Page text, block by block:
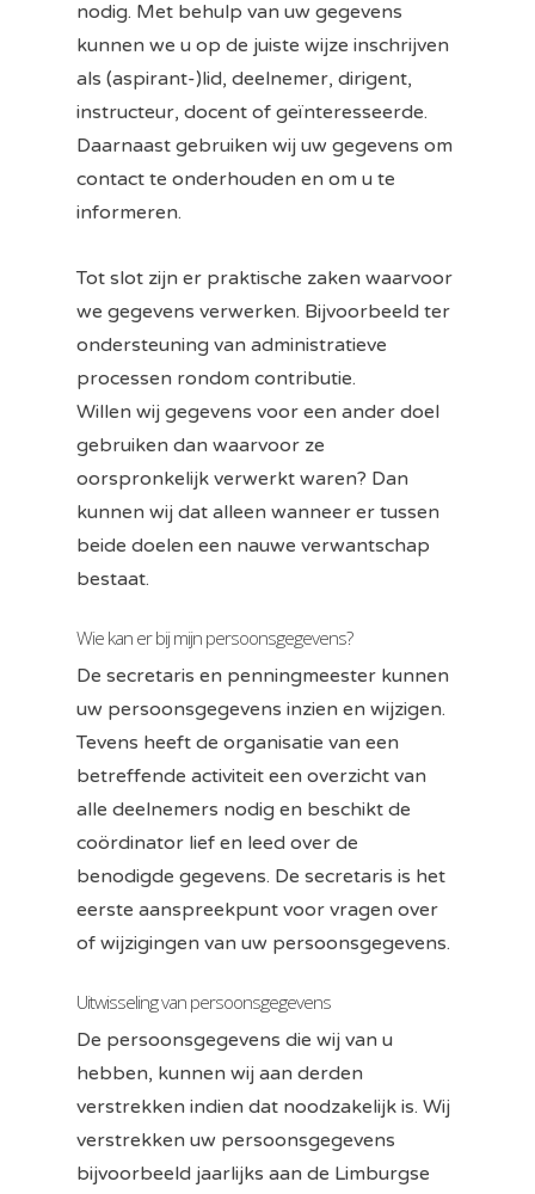
nodig. Met behulp van uw gegevens
kunnen we u op de juiste wijze inschrijven
als (aspirant-)lid, deelnemer, dirigent,
instructeur, docent of geïnteresseerde.
Daarnaast gebruiken wij uw gegevens om
contact te onderhouden en om u te
informeren.
Tot slot zijn er praktische zaken waarvoor
we gegevens verwerken. Bijvoorbeeld ter
ondersteuning van administratieve
processen rondom contributie.
Willen wij gegevens voor een ander doel
gebruiken dan waarvoor ze
oorspronkelijk verwerkt waren? Dan
kunnen wij dat alleen wanneer er tussen
beide doelen een nauwe verwantschap
bestaat.
Wie kan er bij mijn persoonsgegevens?
De secretaris en penningmeester kunnen
uw persoonsgegevens inzien en wijzigen.
Tevens heeft de organisatie van een
betreffende activiteit een overzicht van
alle deelnemers nodig en beschikt de
coördinator lief en leed over de
benodigde gegevens. De secretaris is het
eerste aanspreekpunt voor vragen over
of wijzigingen van uw persoonsgegevens.
Uitwisseling van persoonsgegevens
De persoonsgegevens die wij van u
hebben, kunnen wij aan derden
verstrekken indien dat noodzakelijk is. Wij
verstrekken uw persoonsgegevens
bijvoorbeeld jaarlijks aan de Limburgse